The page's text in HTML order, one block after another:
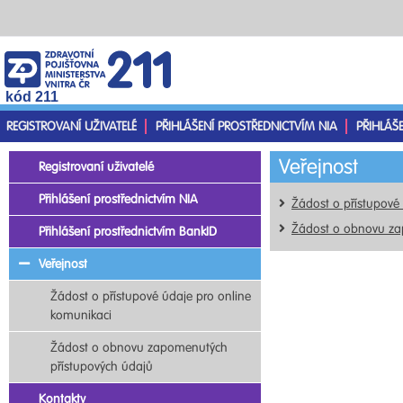
kód 211
REGISTROVANÍ UŽIVATELÉ
PŘIHLÁŠENÍ PROSTŘEDNICTVÍM NIA
Veřejnost
Žádost o
Žádost o obnovu
Registrovaní uživatelé
Přihlášení prostřednictvím NIA
Přihlášení prostřednictvím BankID
Veřejnost
Žádost o přístupové údaje pro online
komunikaci
Žádost o obnovu zapomenutých
přístupových údajů
Kontakty